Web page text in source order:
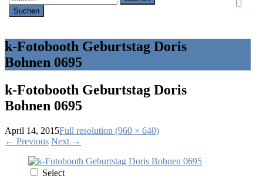
k-Fotobooth Geburtstag Doris
Bohnen 0695
k-Fotobooth Geburtstag Doris
Bohnen 0695
April 14, 2015Full resolution (960 × 640)
← Previous Next →
Select